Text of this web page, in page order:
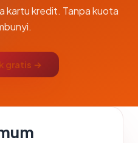
kartu kredit. Tanpa kuota
gratis →